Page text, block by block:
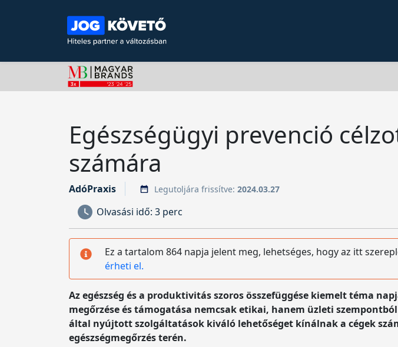
Egészségügyi prevenció
számára
AdóPraxis Legutoljára frissítve: 2024.03.27
Olvasási idő: 3 perc
Ez a tartalom 864 napja jelent meg, lehetséges, hogy az itt
érheti el.
Az egészség és a produktivitás szoros összefüggése kiemelt téma
megőrzése és támogatása nemcsak etikai, hanem üzleti
által nyújtott szolgáltatások kiváló lehetőséget kínálnak a cégek
egészségmegőrzés terén.